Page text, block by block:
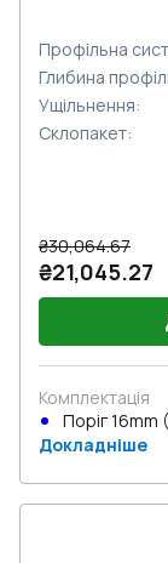
Профільна
Глибина
Ущільнення:
Склопакет:
₴30,064.67
₴21,045.27
Комплектація
Поріг 16mm
Докладніше